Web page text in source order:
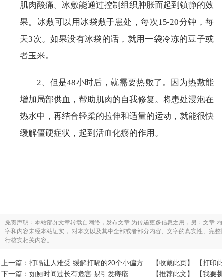
肌肉酸痛。冰敷能通过控制组织肿胀而起到镇静的效
果。冰敷可以用冰袋敷于患处，每次15-20分钟，每
天3次。如果没有冰袋的话，就用一袋冷冻的豆子或
者玉米。
2、但是48小时后，就需要热敷了。因为热敷能
增加局部供血，帮助肌肉的自我修复。将患处浸泡在
热水中，再结合轻柔的拉伸和适量的运动，就能很快
缓解僵硬症状，起到活血化瘀的作用。
免责声明：本站部分文章转载自网络，发布文章 为传递更多信息之用，另：文章
字和内容未经本站证实， 对本文以及其中全部或者部分内容、文字的真实性、完
行核实相关内容。
上一篇： 打嗝让人难受 缓解打嗝的20个小偏方
下一篇： 如厕时间过长有危害 易引发痔疮
【收藏此页】 【打印
页
【推荐此文】 【我要